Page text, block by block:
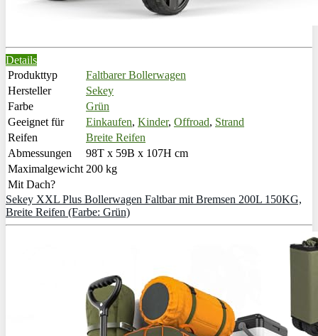
Details
Produkttyp
Faltbarer Bollerwagen
Hersteller
Sekey
Farbe
Grün
Geeignet für
Einkaufen, Kinder, Offroad, Strand
Reifen
Breite Reifen
Abmessungen
98T x 59B x 107H cm
Maximalgewicht 200 kg
Mit Dach?
Sekey XXL Plus Bollerwagen Faltbar mit Bremsen 200L 150KG,
Breite Reifen (Farbe: Grün)